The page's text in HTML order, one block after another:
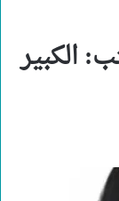
الكبير